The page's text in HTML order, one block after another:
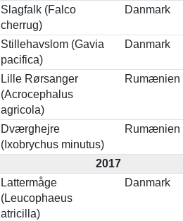
Slagfalk (Falco
cherrug)
Danmark
Stillehavslom (Gavia
pacifica)
Danmark
Lille Rørsanger
(Acrocephalus
agricola)
Rumænien
Dværghejre
(Ixobrychus minutus)
Rumænien
2017
Lattermåge
(Leucophaeus
atricilla)
Danmark